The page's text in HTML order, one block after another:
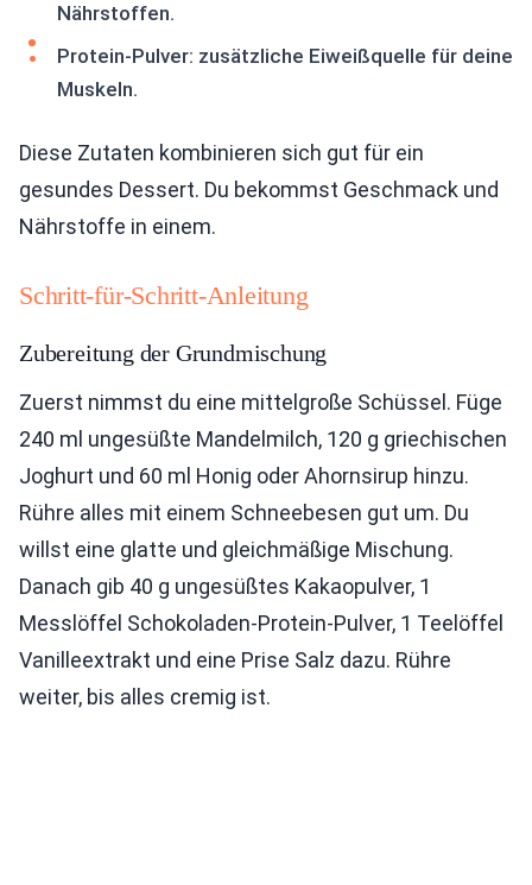
Nährstoffen.
Protein-Pulver: zusätzliche Eiweißquelle für deine
Muskeln.
Diese Zutaten kombinieren sich gut für ein
gesundes Dessert. Du bekommst Geschmack und
Nährstoffe in einem.
Schritt-für-Schritt-Anleitung
Zubereitung der Grundmischung
Zuerst nimmst du eine mittelgroße Schüssel. Füge
240 ml ungesüßte Mandelmilch, 120 g griechischen
Joghurt und 60 ml Honig oder Ahornsirup hinzu.
Rühre alles mit einem Schneebesen gut um. Du
willst eine glatte und gleichmäßige Mischung.
Danach gib 40 g ungesüßtes Kakaopulver, 1
Messlöffel Schokoladen-Protein-Pulver, 1 Teelöffel
Vanilleextrakt und eine Prise Salz dazu. Rühre
weiter, bis alles cremig ist.